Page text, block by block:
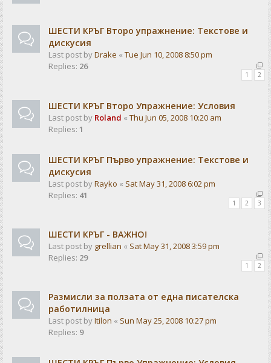
ШЕСТИ КРЪГ Второ упражнение: Текстове и
дискусия
Last post byDrake « Tue Jun 10, 2008 8:50 pm
Replies: 26
1 2
ШЕСТИ КРЪГ Второ Упражнение: Условия
Last post by Roland « Thu Jun 05, 2008 10:20 am
Replies: 1
ШЕСТИ КРЪГ Първо упражнение: Текстове и
дискусия
Last post byRayko « Sat May 31, 2008 6:02 pm
Replies: 41
1 2 3
ШЕСТИ КРЪГ - ВАЖНО!
Last post by grellian « Sat May 31, 2008 3:59 pm
Replies: 29
1 2
Размисли за ползата от една писателска
работилница
Last post byItilon « Sun May 25, 2008 10:27 pm
Replies: 9